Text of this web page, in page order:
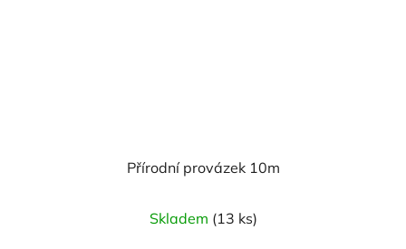
Přírodní provázek 10m
Skladem (13 ks)